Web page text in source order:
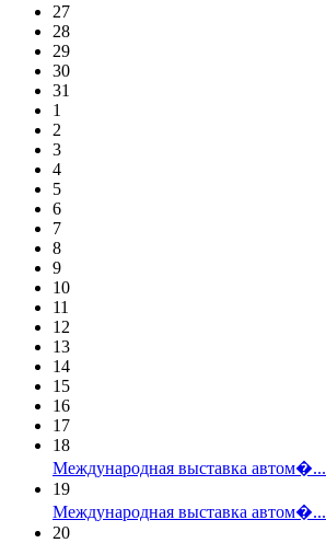
27
28
29
30
31
1
2
3
4
5
6
7
8
9
10
11
12
13
14
15
16
17
18
Международная выставка автом�...
19
Международная выставка автом�...
20